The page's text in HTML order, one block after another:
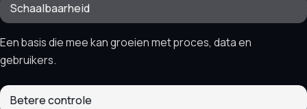
Schaalbaarheid
Een basis die mee kan groeien met proces, data en
gebruikers.
Betere controle